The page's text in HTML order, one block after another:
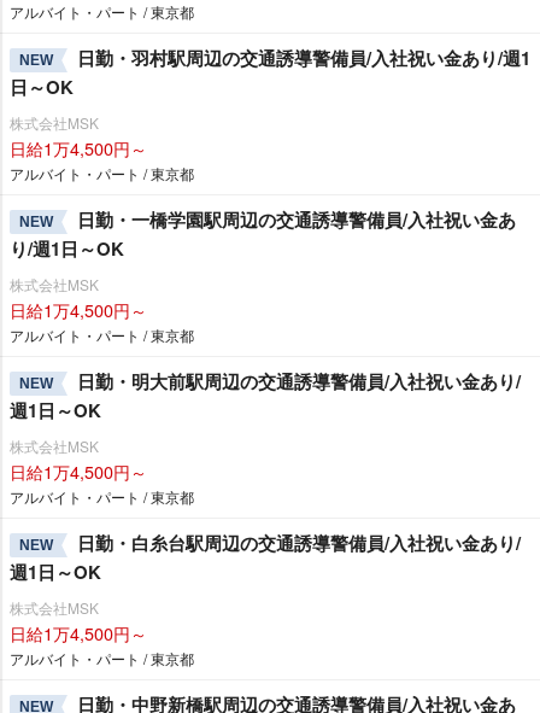
アルバイト・パート / 東京都
NEW
日勤・羽村駅周辺の交通誘導警備員/入社祝い金あり/週1
日～OK
株式会社MSK
日給1万4,500円～
アルバイト・パート / 東京都
NEW
日勤・一橋学園駅周辺の交通誘導警備員/入社祝い金あ
り/週1日～OK
株式会社MSK
日給1万4,500円～
アルバイト・パート / 東京都
NEW
日勤・明大前駅周辺の交通誘導警備員/入社祝い金あり/
週1日～OK
株式会社MSK
日給1万4,500円～
アルバイト・パート / 東京都
NEW
日勤・白糸台駅周辺の交通誘導警備員/入社祝い金あり/
週1日～OK
株式会社MSK
日給1万4,500円～
アルバイト・パート / 東京都
NEW 日勤・中野新橋駅周辺の交通誘導警備員/入社祝い金あ